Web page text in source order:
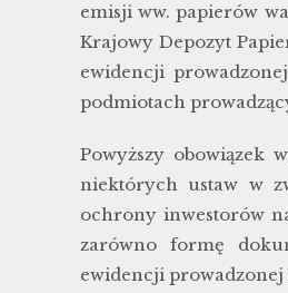
emisji ww. papierów
Krajowy Depozyt
ewidencji
podmiotach
Powyższy obowiązek
niektórych ustaw w
ochrony inwestorów
zarówno formę
ewidencji